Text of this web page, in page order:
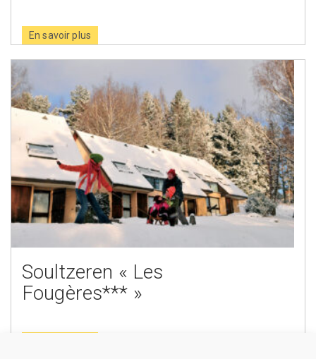
En savoir plus
Soultzeren « Les
Fougères*** »